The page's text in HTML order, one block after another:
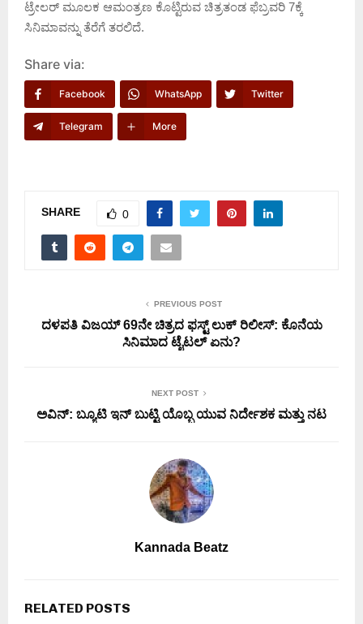
ಟ್ರೇಲರ್ ಮೂಲಕ ಆಮಂತ್ರಣ ಕೊಟ್ಟಿರುವ ಚಿತ್ರತಂಡ ಫೆಬ್ರವರಿ 7ಕ್ಕೆ
ಸಿನಿಮಾವನ್ನು ತೆರೆಗೆ ತರಲಿದೆ.
Share via:
Facebook WhatsApp Twitter
Telegram More
SHARE 0
PREVIOUS POST
ದಳಪತಿ ವಿಜಯ್ 69ನೇ ಚಿತ್ರದ ಫಸ್ಟ್ ಲುಕ್ ರಿಲೀಸ್: ಕೊನೆಯ
ಸಿನಿಮಾದ ಟೈಟಲ್ ಏನು?
NEXT POST
ಅವಿನ್: ಬ್ಯೂಟಿ ಇನ್ ಬುಟ್ಟಿ ಯೊಬ್ಬ ಯುವ ನಿರ್ದೇಶಕ ಮತ್ತು ನಟ
Kannada Beatz
RELATED POSTS